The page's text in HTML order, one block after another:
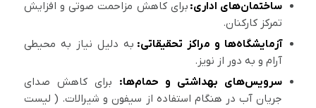
ساختمان‌های اداری: برای کاهش مزاحمت صوتی و افزایش
تمرکز کارکنان.
آزمایشگاه‌ها و مراکز تحقیقاتی: به دلیل نیاز به محیطی
آرام و به دور از نویز.
سرویس‌های بهداشتی و حمام‌ها: برای کاهش صدای
جریان آب در هنگام استفاده از سیفون و شیرالات. ( لیست